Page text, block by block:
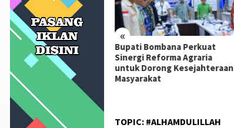
«
Dinilai Fitnah,
Bombana Tempuh
Dewan Pers Sebelum
Hukum
Bupati Bombana Perkuat
Sinergi Reforma Agraria
untuk Dorong Kesejahteraan
Masyarakat
TOPIC: #ALHAMDULILLAH